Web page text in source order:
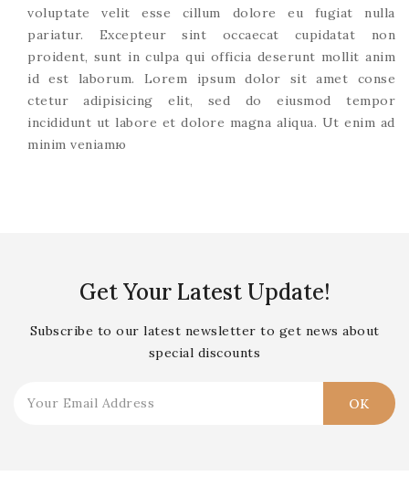
voluptate velit esse cillum dolore eu fugiat nulla
pariatur. Excepteur sint occaecat cupidatat non
proident, sunt in culpa qui officia deserunt mollit anim
id est laborum. Lorem ipsum dolor sit amet conse
ctetur adipisicing elit, sed do eiusmod tempor
incididunt ut labore et dolore magna aliqua. Ut enim ad
minim veniamю
Get Your Latest Update!
Subscribe to our latest newsletter to get news about
special discounts